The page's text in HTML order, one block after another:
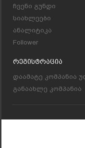
ჩვენი გუნდი
სიახლეები
ანალიტიკა
Follower
Რეგისტრაცია
დაამატე კომპანია
განაახლე კომპანია